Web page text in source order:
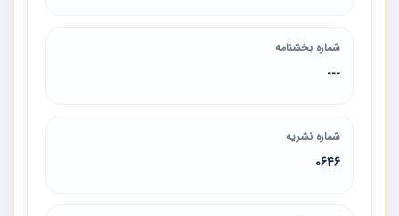
شماره بخشنامه
---
شماره نشریه
0646